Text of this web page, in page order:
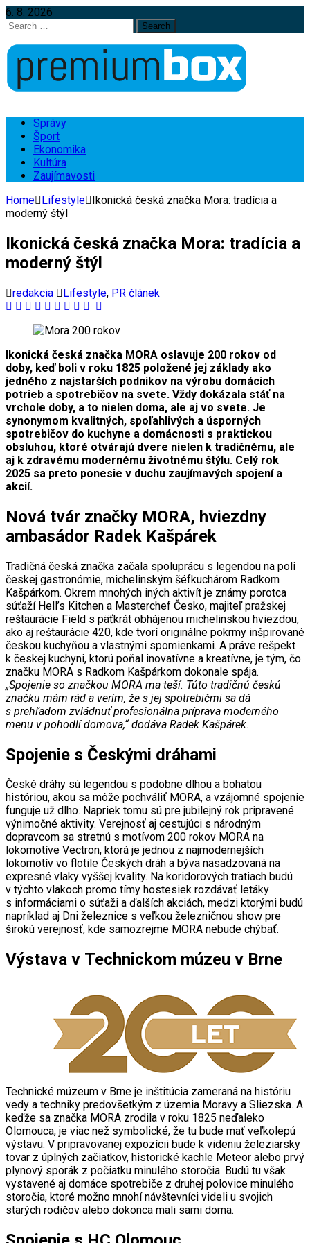
6. 8. 2026
Search
for:
Správy
Šport
Ekonomika
Kultúra
Zaujímavosti
Home Lifestyle Ikonická česká značka Mora: tradícia a
moderný štýl
Ikonická česká značka Mora: tradícia a
moderný štýl
redakcia Lifestyle, PR článek
Ikonická česká značka MORA oslavuje 200 rokov od
doby, keď boli v roku 1825 položené jej základy ako
jedného z najstarších podnikov na výrobu domácich
potrieb a spotrebičov na svete. Vždy dokázala stáť na
vrchole doby, a to nielen doma, ale aj vo svete. Je
synonymom kvalitných, spoľahlivých a úsporných
spotrebičov do kuchyne a domácnosti s praktickou
obsluhou, ktoré otvárajú dvere nielen k tradičnému, ale
aj k zdravému modernému životnému štýlu. Celý rok
2025 sa preto ponesie v duchu zaujímavých spojení a
akcií.
Nová tvár značky MORA, hviezdny
ambasádor Radek Kašpárek
Tradičná česká značka začala spoluprácu s legendou na poli
českej gastronómie, michelinským šéfkuchárom Radkom
Kašpárkom. Okrem mnohých iných aktivít je známy porotca
súťaží Hell’s Kitchen a Masterchef Česko, majiteľ pražskej
reštaurácie Field s päťkrát obhájenou michelinskou hviezdou,
ako aj reštaurácie 420, kde tvorí originálne pokrmy inšpirované
českou kuchyňou a vlastnými spomienkami. A práve rešpekt
k českej kuchyni, ktorú poňal inovatívne a kreatívne, je tým, čo
značku MORA s Radkom Kašpárkom dokonale spája.
„Spojenie so značkou MORA ma teší. Túto tradičnú českú
značku mám rád a verím, že s jej spotrebičmi sa dá
s prehľadom zvládnuť profesionálna príprava moderného
menu v pohodlí domova,“ dodáva Radek Kašpárek.
Spojenie s Českými dráhami
České dráhy sú legendou s podobne dlhou a bohatou
históriou, akou sa môže pochváliť MORA, a vzájomné spojenie
funguje už dlho. Napriek tomu sú pre jubilejný rok pripravené
výnimočné aktivity. Verejnosť aj cestujúci s národným
dopravcom sa stretnú s motívom 200 rokov MORA na
lokomotíve Vectron, ktorá je jednou z najmodernejších
lokomotív vo flotile Českých dráh a býva nasadzovaná na
expresné vlaky vyššej kvality. Na koridorových tratiach budú
v týchto vlakoch promo tímy hostesiek rozdávať letáky
s informáciami o súťaži a ďalších akciách, medzi ktorými budú
napríklad aj Dni železnice s veľkou železničnou show pre
širokú verejnosť, kde samozrejme MORA nebude chýbať.
Výstava v Technickom múzeu v Brne
Technické múzeum v Brne je inštitúcia zameraná na históriu
vedy a techniky predovšetkým z územia Moravy a Sliezska. A
keďže sa značka MORA zrodila v roku 1825 neďaleko
Olomouca, je viac než symbolické, že tu bude mať veľkolepú
výstavu. V pripravovanej expozícii bude k videniu železiarsky
tovar z úplných začiatkov, historické kachle Meteor alebo prvý
plynový sporák z počiatku minulého storočia. Budú tu však
vystavené aj domáce spotrebiče z druhej polovice minulého
storočia, ktoré možno mnohí návštevníci videli u svojich
starých rodičov alebo dokonca mali sami doma.